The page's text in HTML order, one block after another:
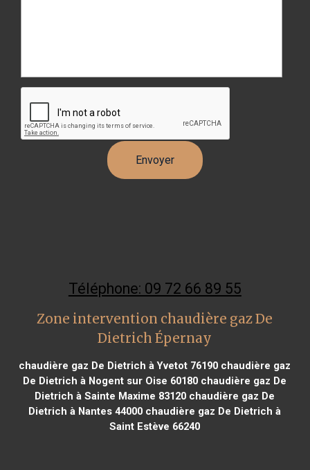
Téléphone: 09 72 66 89 55
Zone intervention chaudière gaz De
Dietrich Épernay
chaudière gaz De Dietrich à Yvetot 76190 chaudière gaz
De Dietrich à Nogent sur Oise 60180 chaudière gaz De
Dietrich à Sainte Maxime 83120 chaudière gaz De
Dietrich à Nantes 44000 chaudière gaz De Dietrich à
Saint Estève 66240